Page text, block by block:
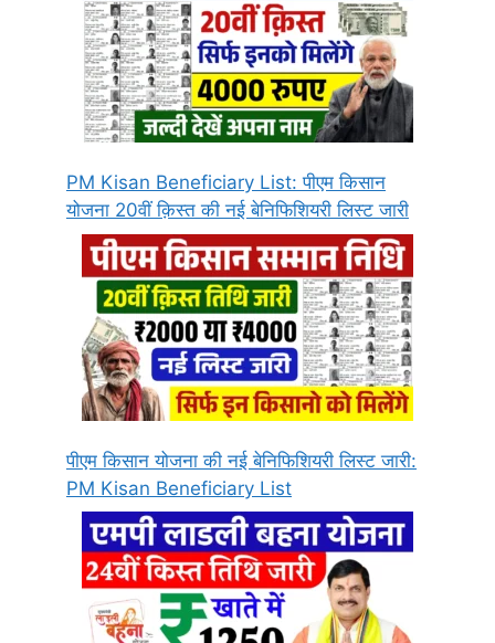
PM Kisan Beneficiary List: पीएम किसान
योजना 20वीं क़िस्त की नई बेनिफिशियरी लिस्ट जारी
पीएम किसान योजना की नई बेनिफिशियरी लिस्ट जारी:
PM Kisan Beneficiary List